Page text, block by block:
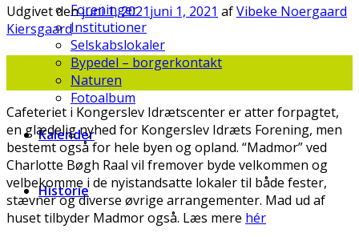
Foreninger
Institutioner
Selskabslokaler
Bypedel – borgerkontakt
Naturen
Fotoalbum
Kalender
Historie
Udgivet denjuni 1, 2021juni 1, 2021 afVibeke Noergaard
Kiersgaard
Cafeteriet i Kongerslev Idrætscenter er atter forpagtet,
en glædelig nyhed for Kongerslev Idræts Forening, men
bestemt også for hele byen og opland. “Madmor” ved
Charlotte Bøgh Raal vil fremover byde velkommen og
velbekomme i de nyistandsatte lokaler til både fester,
stævner og diverse øvrige arrangementer. Mad ud af
huset tilbyder Madmor også. Læs mere hér